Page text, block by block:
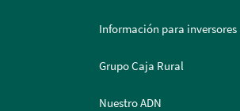
Información para inversores
Grupo Caja Rural
Nuestro ADN